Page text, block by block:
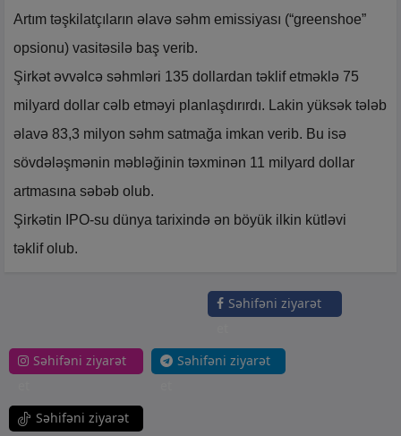
Artım təşkilatçıların əlavə səhm emissiyası (“greenshoe”
opsionu) vasitəsilə baş verib.
Şirkət əvvəlcə səhmləri 135 dollardan təklif etməklə 75
milyard dollar cəlb etməyi planlaşdırırdı. Lakin yüksək tələb
əlavə 83,3 milyon səhm satmağa imkan verib. Bu isə
sövdələşmənin məbləğinin təxminən 11 milyard dollar
artmasına səbəb olub.
Şirkətin IPO-su dünya tarixində ən böyük ilkin kütləvi
təklif olub.
Səhifəni ziyarət
Səhifəni ziyarət
Səhifəni ziyarət
Səhifəni ziyarət